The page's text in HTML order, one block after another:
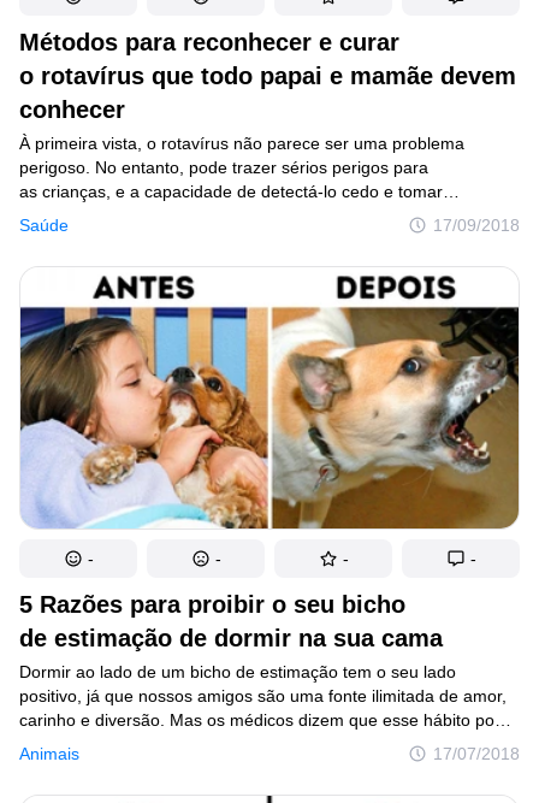
Métodos para reconhecer e curar
o rotavírus que todo papai e mamãe devem
conhecer
Saúde 17/09/2018
À primeira vista, o rotavírus não parece ser uma problema
perigoso. No entanto, pode trazer sérios perigos para
as crianças, e a capacidade de detectá-lo cedo e tomar
as medidas necessárias pode até salvar a vida de seus filhos.
5 Razões para proibir o seu bicho
de estimação de dormir na sua cama
Animais 17/07/2018
Dormir ao lado de um bicho de estimação tem o seu lado
positivo, já que nossos amigos são uma fonte ilimitada de amor,
carinho e diversão. Mas os médicos dizem que esse hábito pode
ser muito ruim para a saúde. E a razão não está nos arranhões
ou nos pelos espalhados pela cama. Nós, do Incrível.club,
sabemos como é difícil tirar um gato ou um cachorro de uma
- - - -